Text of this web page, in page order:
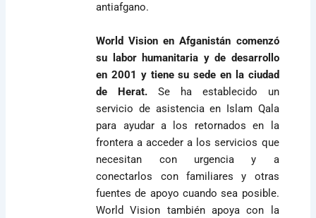
antiafgano.
World Vision en Afganistán comenzó
su labor humanitaria y de desarrollo
en 2001 y tiene su sede en la ciudad
de Herat. Se ha establecido un
servicio de asistencia en Islam Qala
para ayudar a los retornados en la
frontera a acceder a los servicios que
necesitan con urgencia y a
conectarlos con familiares y otras
fuentes de apoyo cuando sea posible.
World Vision también apoya con la